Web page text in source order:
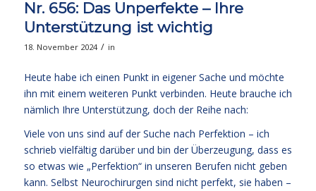
Nr. 656: Das Unperfekte – Ihre
Unterstützung ist wichtig
18. November 2024 / in
Heute habe ich einen Punkt in eigener Sache und möchte
ihn mit einem weiteren Punkt verbinden. Heute brauche ich
nämlich Ihre Unterstützung, doch der Reihe nach:
Viele von uns sind auf der Suche nach Perfektion – ich
schrieb vielfältig darüber und bin der Überzeugung, dass es
so etwas wie „Perfektion“ in unseren Berufen nicht geben
kann. Selbst Neurochirurgen sind nicht perfekt, sie haben –